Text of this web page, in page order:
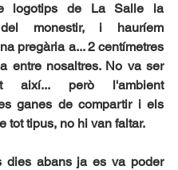
logotips de La Salle la
monestir, i hauríem
pregària a... 2 centímetres
entre nosaltres. No va ser
així... però l'ambient
ganes de compartir i els
tot tipus, no hi van faltar.
dies abans ja es va poder